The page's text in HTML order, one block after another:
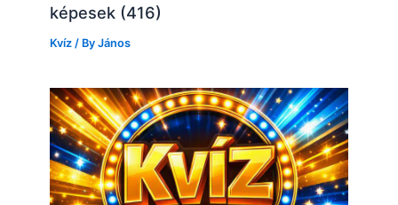
képesek (416)
Kvíz / ByJános